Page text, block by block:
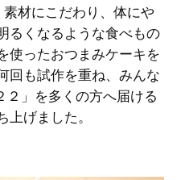
材にこだわり、体にや
るくなるような食べもの
使ったおつまみケーキを
回も試作を重ね、みんな
２」を多くの方へ届ける
上げました。